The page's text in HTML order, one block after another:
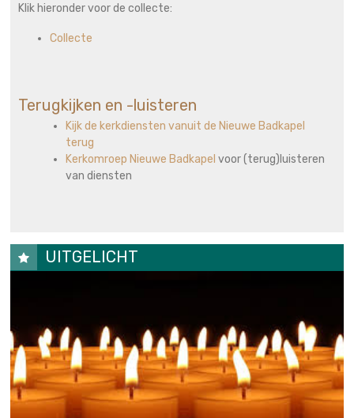
Klik hieronder voor de collecte:
Collecte
Terugkijken en -luisteren
Kijk de kerkdiensten vanuit de Nieuwe Badkapel
terug
Kerkomroep Nieuwe Badkapel voor (terug)luisteren
van diensten
UITGELICHT